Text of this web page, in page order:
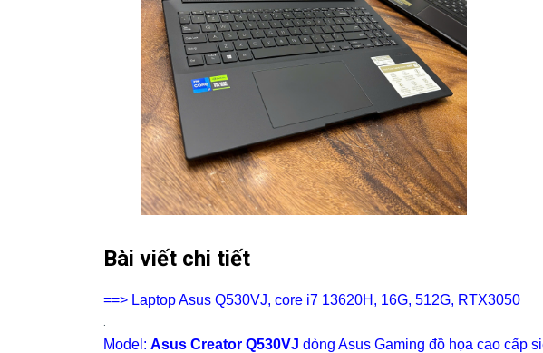
Bài viết chi tiết
==> Laptop Asus Q530VJ, core i7 13620H, 16G, 512G, RTX3050
.
Model: Asus Creator Q530VJ dòng Asus Gaming đồ họa cao cấp